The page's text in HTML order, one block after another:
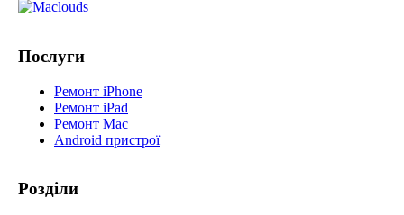
Послуги
Ремонт iPhone
Ремонт iPad
Ремонт Mac
Android пристрої
Розділи